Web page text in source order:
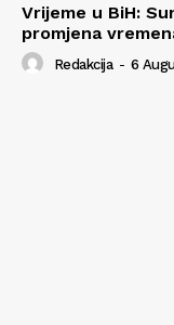
Vrijeme u BiH:
promjena
Redakcija - 6